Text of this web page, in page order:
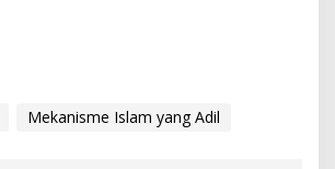
Mekanisme Islam yang Adil